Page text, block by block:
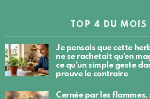
TOP 4 DU MOIS
Je pensais que cette
ne se rachetait qu’en
ce qu’un simple geste
prouve le contraire
Cernée par les flammes,